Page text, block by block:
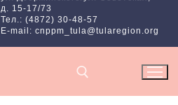
д. 15-17/73
Тел.: (4872) 30-48-57
E-mail: cnppm_tula@tularegion.org